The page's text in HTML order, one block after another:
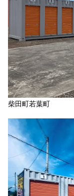
柴田町若葉町